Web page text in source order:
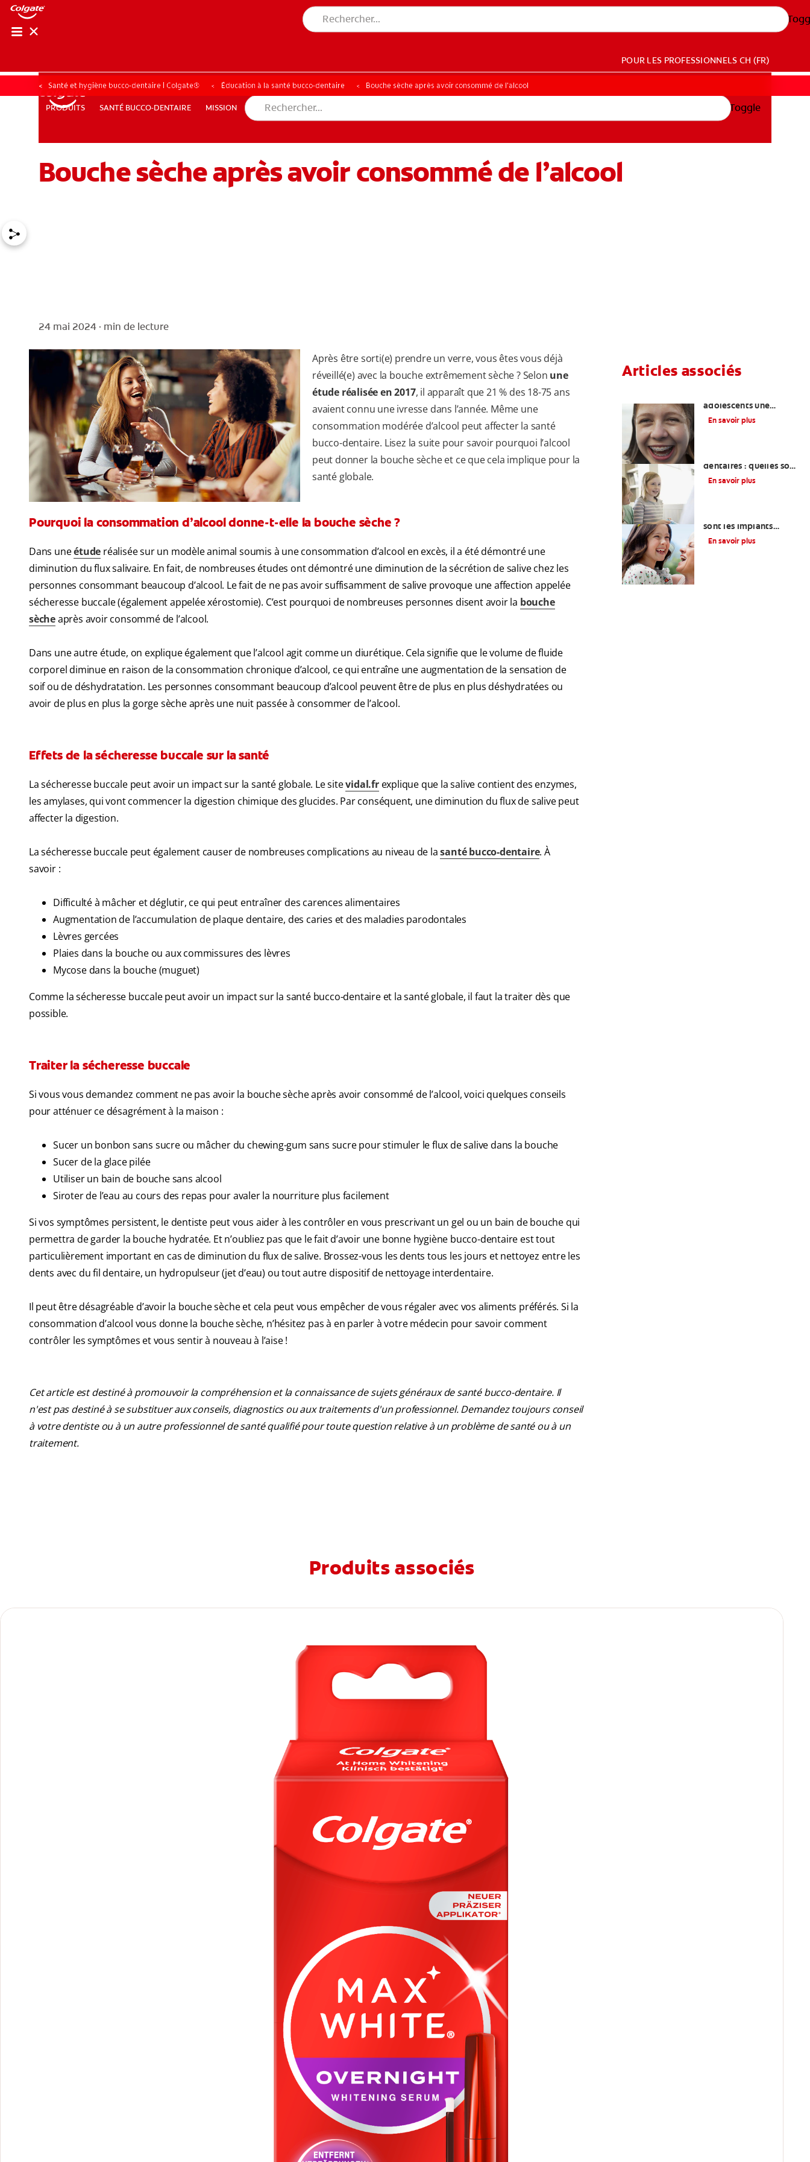
PRODUITS SANTÉ BUCCO-DENTAIRE MISSION
POUR LES PROFESSIONNELS CH (FR)
POUR LES PROFESSIONNELS CH (FR)
PRODUITS SANTÉ BUCCO-DENTAIRE MISSION Toggle
Santé et hygiène bucco-dentaire | Colgate® Éducation à la santé bucco-dentaire Bouche sèche après avoir consommé de l’alcool
Bouche sèche après avoir consommé de l’alcool
24 mai 2024 · min de lecture
Après être sorti(e) prendre un verre, vous êtes vous déjà
réveillé(e) avec la bouche extrêmement sèche ? Selon une
étude réalisée en 2017, il apparaît que 21 % des 18-75 ans
avaient connu une ivresse dans l’année. Même une
consommation modérée d’alcool peut affecter la santé
bucco-dentaire. Lisez la suite pour savoir pourquoi l’alcool
peut donner la bouche sèche et ce que cela implique pour la
santé globale.
Pourquoi la consommation d’alcool donne-t-elle la bouche sèche ?
Dans uneétude réalisée sur un modèle animal soumis à une consommation d’alcool en excès, il a été démontré une
diminution du flux salivaire. En fait, de nombreuses études ont démontré une diminution de la sécrétion de salive chez les
personnes consommant beaucoup d’alcool. Le fait de ne pas avoir suffisamment de salive provoque une affection appelée
sécheresse buccale (également appelée xérostomie). C’est pourquoi de nombreuses personnes disent avoir la bouche
sècheaprès avoir consommé de l’alcool.
Dans une autre étude, on explique également que l’alcool agit comme un diurétique. Cela signifie que le volume de fluide
corporel diminue en raison de la consommation chronique d’alcool, ce qui entraîne une augmentation de la sensation de
soif ou de déshydratation. Les personnes consommant beaucoup d’alcool peuvent être de plus en plus déshydratées ou
avoir de plus en plus la gorge sèche après une nuit passée à consommer de l’alcool.
Effets de la sécheresse buccale sur la santé
La sécheresse buccale peut avoir un impact sur la santé globale. Le sitevidal.frexplique que la salive contient des enzymes,
les amylases, qui vont commencer la digestion chimique des glucides. Par conséquent, une diminution du flux de salive peut
affecter la digestion.
La sécheresse buccale peut également causer de nombreuses complications au niveau de lasanté bucco-dentaire. À
savoir :
Difficulté à mâcher et déglutir, ce qui peut entraîner des carences alimentaires
Augmentation de l’accumulation de plaque dentaire, des caries et des maladies parodontales
Lèvres gercées
Plaies dans la bouche ou aux commissures des lèvres
Mycose dans la bouche (muguet)
Comme la sécheresse buccale peut avoir un impact sur la santé bucco-dentaire et la santé globale, il faut la traiter dès que
possible.
Traiter la sécheresse buccale
Si vous vous demandez comment ne pas avoir la bouche sèche après avoir consommé de l’alcool, voici quelques conseils
pour atténuer ce désagrément à la maison :
Sucer un bonbon sans sucre ou mâcher du chewing-gum sans sucre pour stimuler le flux de salive dans la bouche
Sucer de la glace pilée
Utiliser un bain de bouche sans alcool
Siroter de l’eau au cours des repas pour avaler la nourriture plus facilement
Si vos symptômes persistent, le dentiste peut vous aider à les contrôler en vous prescrivant un gel ou un bain de bouche qui
permettra de garder la bouche hydratée. Et n’oubliez pas que le fait d’avoir une bonne hygiène bucco-dentaire est tout
particulièrement important en cas de diminution du flux de salive. Brossez-vous les dents tous les jours et nettoyez entre les
dents avec du fil dentaire, un hydropulseur (jet d’eau) ou tout autre dispositif de nettoyage interdentaire.
Il peut être désagréable d’avoir la bouche sèche et cela peut vous empêcher de vous régaler avec vos aliments préférés. Si la
consommation d’alcool vous donne la bouche sèche, n’hésitez pas à en parler à votre médecin pour savoir comment
contrôler les symptômes et vous sentir à nouveau à l’aise !
Cet article est destiné à promouvoir la compréhension et la connaissance de sujets généraux de santé bucco-dentaire. Il
n'est pas destiné à se substituer aux conseils, diagnostics ou aux traitements d'un professionnel. Demandez toujours conseil
à votre dentiste ou à un autre professionnel de santé qualifié pour toute question relative à un problème de santé ou à un
traitement.
Articles associés
adolescents une
hygiène bucco-
dentaire appropriée
En savoir plus
dentaires : quelles sont
les options ?
En savoir plus
sont les implants
dentaires et leur
fonctionnement
En savoir plus
Produits associés